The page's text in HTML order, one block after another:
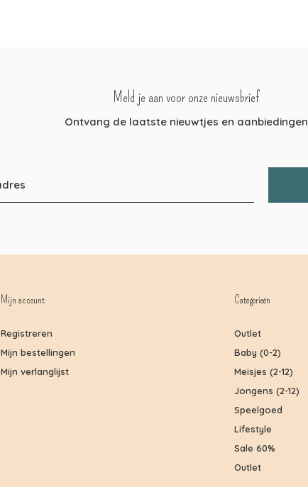
Meld je aan voor onze nieuwsbrief
Ontvang de laatste nieuwtjes en aanbiedingen
Mijn account
Registreren
Mijn bestellingen
Mijn verlanglijst
Categorieën
Outlet
Baby (0-2)
Meisjes (2-12)
Jongens (2-12)
Speelgoed
Lifestyle
Sale 60%
Outlet